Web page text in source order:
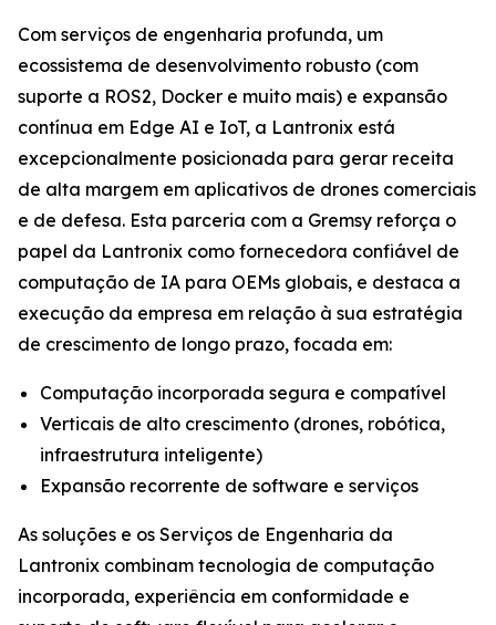
Com serviços de engenharia profunda, um
ecossistema de desenvolvimento robusto (com
suporte a ROS2, Docker e muito mais) e expansão
contínua em Edge AI e IoT, a Lantronix está
excepcionalmente posicionada para gerar receita
de alta margem em aplicativos de drones comerciais
e de defesa. Esta parceria com a Gremsy reforça o
papel da Lantronix como fornecedora confiável de
computação de IA para OEMs globais, e destaca a
execução da empresa em relação à sua estratégia
de crescimento de longo prazo, focada em:
Computação incorporada segura e compatível
Verticais de alto crescimento (drones, robótica,
infraestrutura inteligente)
Expansão recorrente de software e serviços
As soluções e os Serviços de Engenharia da
Lantronix combinam tecnologia de computação
incorporada, experiência em conformidade e